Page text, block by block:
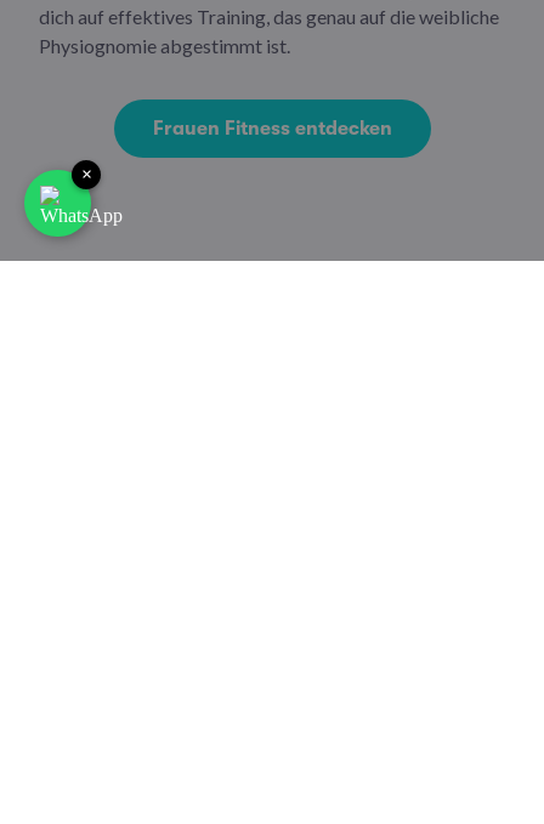
dich auf effektives Training, das genau auf die weibliche
Physiognomie abgestimmt ist.
Frauen Fitness entdecken
×